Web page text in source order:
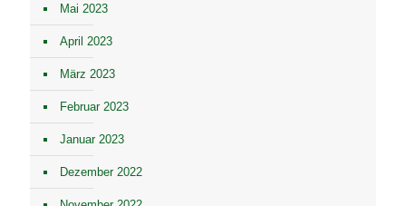
Mai 2023
April 2023
März 2023
Februar 2023
Januar 2023
Dezember 2022